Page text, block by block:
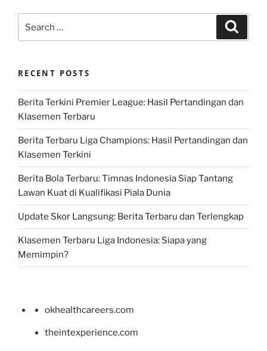
for:
RECENT POSTS
Berita Terkini Premier League: Hasil Pertandingan dan
Klasemen Terbaru
Berita Terbaru Liga Champions: Hasil Pertandingan dan
Klasemen Terkini
Berita Bola Terbaru: Timnas Indonesia Siap Tantang
Lawan Kuat di Kualifikasi Piala Dunia
Update Skor Langsung: Berita Terbaru dan Terlengkap
Klasemen Terbaru Liga Indonesia: Siapa yang
Memimpin?
okhealthcareers.com
theintexperience.com